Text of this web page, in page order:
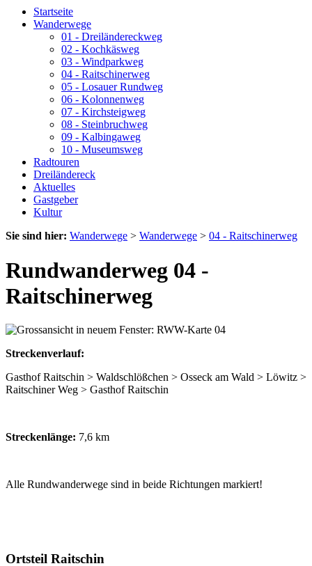
Startseite
Wanderwege
01 - Dreiländereckweg
02 - Kochkäsweg
03 - Windparkweg
04 - Raitschinerweg
05 - Losauer Rundweg
06 - Kolonnenweg
07 - Kirchsteigweg
08 - Steinbruchweg
09 - Kalbingaweg
10 - Museumsweg
Radtouren
Dreiländereck
Aktuelles
Gastgeber
Kultur
Sie sind hier: Wanderwege > Wanderwege > 04 - Raitschinerweg
Rundwanderweg 04 -
Raitschinerweg
Streckenverlauf:
Gasthof Raitschin > Waldschlößchen > Osseck am Wald > Löwitz >
Raitschiner Weg > Gasthof Raitschin
Streckenlänge: 7,6 km
Alle Rundwanderwege sind in beide Richtungen markiert!
Ortsteil Raitschin